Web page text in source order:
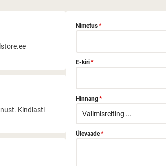
Kindlasti
Nimetus*
E-kiri*
Hinnang*
Ülevaade*